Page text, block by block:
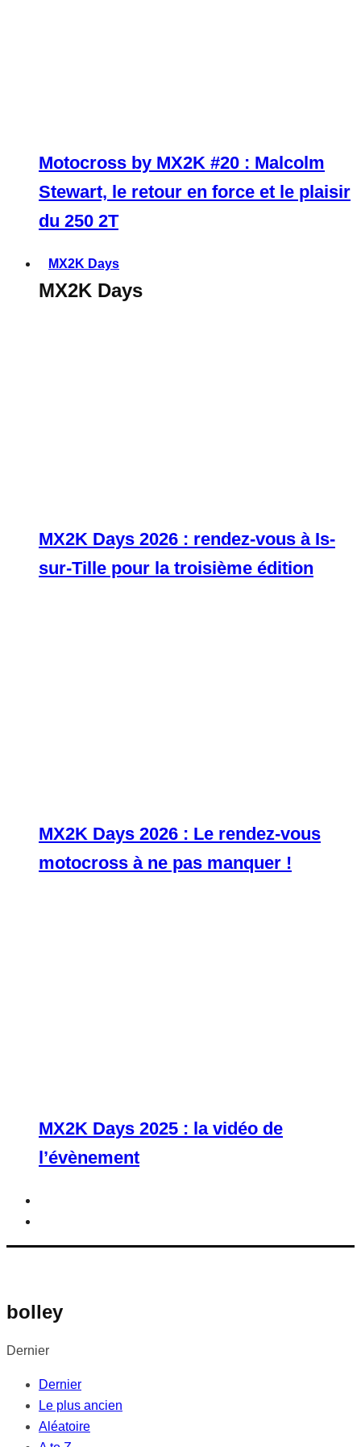
Motocross by MX2K #20 : Malcolm
Stewart, le retour en force et le plaisir
du 250 2T
MX2K Days
MX2K Days
MX2K Days 2026 : rendez-vous à Is-
sur-Tille pour la troisième édition
MX2K Days 2026 : Le rendez-vous
motocross à ne pas manquer !
MX2K Days 2025 : la vidéo de
l’évènement
bolley
Dernier
Dernier
Le plus ancien
Aléatoire